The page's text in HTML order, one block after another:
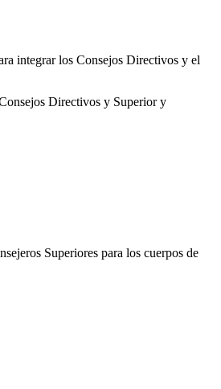
integrar los Consejos Directivos y el
Directivos y Superior y
Superiores para los cuerpos de